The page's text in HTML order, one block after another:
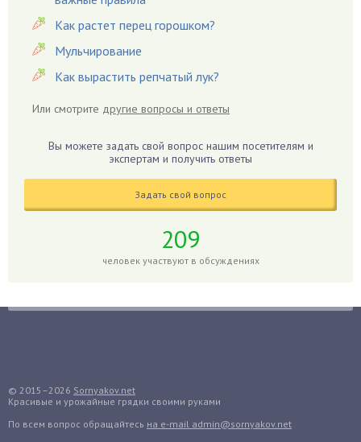
Гацания
Гвоздики
Георгины
Гиацинт
Гладиолусы
Гранат
Грядки
Гуава
Как растет перец горошком?
Мульчирование
Как вырастить репчатый лук?
Или смотрите другие вопросы и ответы
Вы можете задать свой вопрос нашим посетителям и
экспертам и получить ответы
Задать свой вопрос
209
человек участвуют в обсуждениях
© 2015–2026 Sornyakov.net
Красивые и урожайные грядки своими руками
По всем вопрос обращайтесь на e-mail admin@sornyakov.net